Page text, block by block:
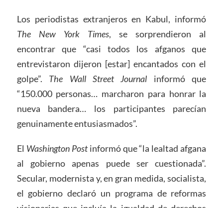
Los periodistas extranjeros en Kabul, informó
The New York Times, se sorprendieron al
encontrar que “casi todos los afganos que
entrevistaron dijeron [estar] encantados con el
golpe”. The Wall Street Journal informó que
“150.000 personas… marcharon para honrar la
nueva bandera… los participantes parecían
genuinamente entusiasmados”.
El Washington Postinformó que “la lealtad afgana
al gobierno apenas puede ser cuestionada”.
Secular, modernista y, en gran medida, socialista,
el gobierno declaró un programa de reformas